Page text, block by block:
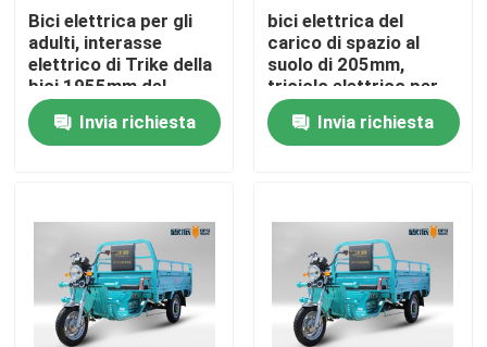
Contattici
Richieda una citazione
Motorino di motore elettrico
Motorino elettrico di mobilità
Bici elettrica per gli
adulti, interasse
elettrico di Trike della
bici 1955mm del
carico del triciclo
Invia richiesta
bici elettrica del
carico di spazio al
suolo di 205mm,
triciclo elettrico per
l'azienda agricola
Invia richiesta